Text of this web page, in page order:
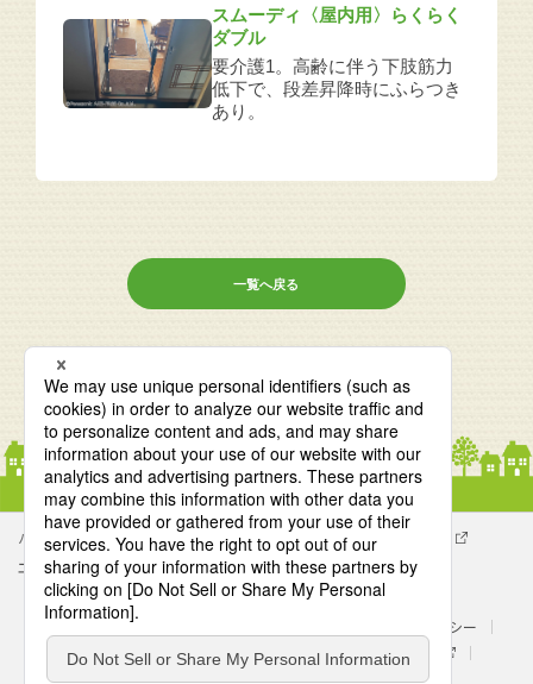
スムーディ〈屋内用〉らくらく
ダブル
要介護1。高齢に伴う下肢筋力
低下で、段差昇降時にふらつき
あり。
一覧へ戻る
パナソニック企業情報 エイジフリー企業情報
エイジフリーの拠点検索
クッキーポリシー
個人情報保護方針
処遇改善に関する具体的な取組み内容
パナソニック ホールディングス